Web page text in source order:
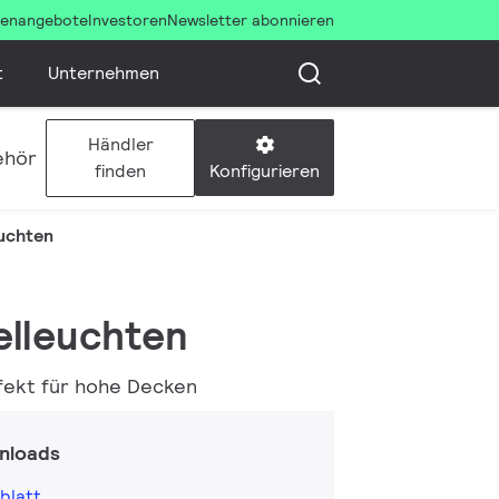
InvestorenNewsletter abonnieren
Unternehmen
Händler
finden
Konfigurieren
für hohe Decken